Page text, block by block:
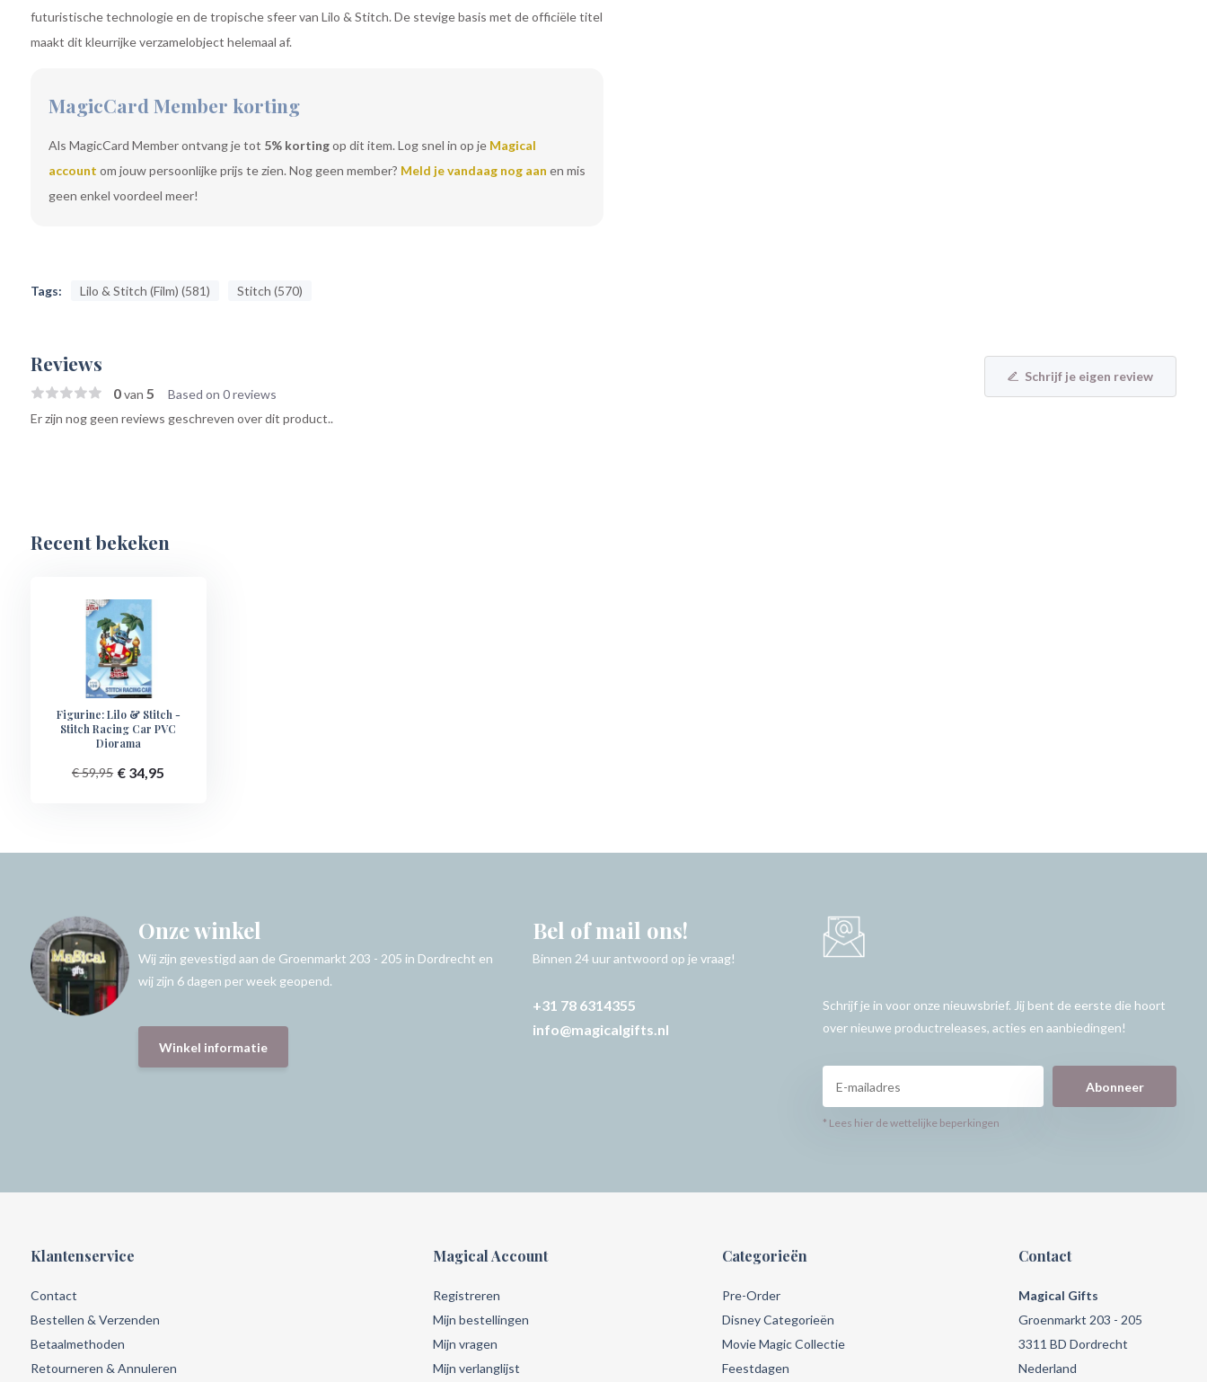
futuristische technologie en de tropische sfeer van Lilo & Stitch. De stevige basis met de officiële titel
maakt dit kleurrijke verzamelobject helemaal af.
MagicCard Member korting
Als MagicCard Member ontvang je tot 5% kortingop dit item. Log snel in op je Magical
account om jouw persoonlijke prijs te zien. Nog geen member? Meld je vandaag nog aan en mis
geen enkel voordeel meer!
Tags: Lilo & Stitch (Film) (581) Stitch (570)
Reviews
0van 5 Based on 0 reviews
Schrijf je eigen review
Er zijn nog geen reviews geschreven over dit product..
Recent bekeken
Figurine: Lilo & Stitch -
Stitch Racing Car PVC
Diorama
€ 59,95 € 34,95
Onze winkel
Wij zijn gevestigd aan de Groenmarkt 203 - 205 in Dordrecht en
wij zijn 6 dagen per week geopend.
Winkel informatie
Bel of mail ons!
Binnen 24 uur antwoord op je vraag!
+31 78 6314355
info@magicalgifts.nl
Schrijf je in voor onze nieuwsbrief. Jij bent de eerste die hoort
over nieuwe productreleases, acties en aanbiedingen!
Abonneer
* Lees hier de wettelijke beperkingen
Klantenservice
Contact
Bestellen & Verzenden
Betaalmethoden
Retourneren & Annuleren
Magical Account
Registreren
Mijn bestellingen
Mijn vragen
Mijn verlanglijst
Categorieën
Pre-Order
Disney Categorieën
Movie Magic Collectie
Feestdagen
Contact
Magical Gifts
Groenmarkt 203 - 205
3311 BD Dordrecht
Nederland